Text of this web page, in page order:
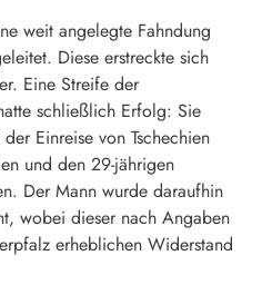
weit angelegte Fahndung
Diese erstreckte sich
Eine Streife der
schließlich Erfolg: Sie
Einreise von Tschechien
und den 29-jährigen
Der Mann wurde daraufhin
wobei dieser nach Angaben
erheblichen Widerstand